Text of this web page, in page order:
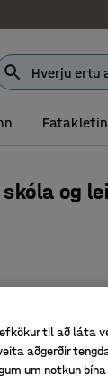
og
til að láta
aðgerðir
um notkun